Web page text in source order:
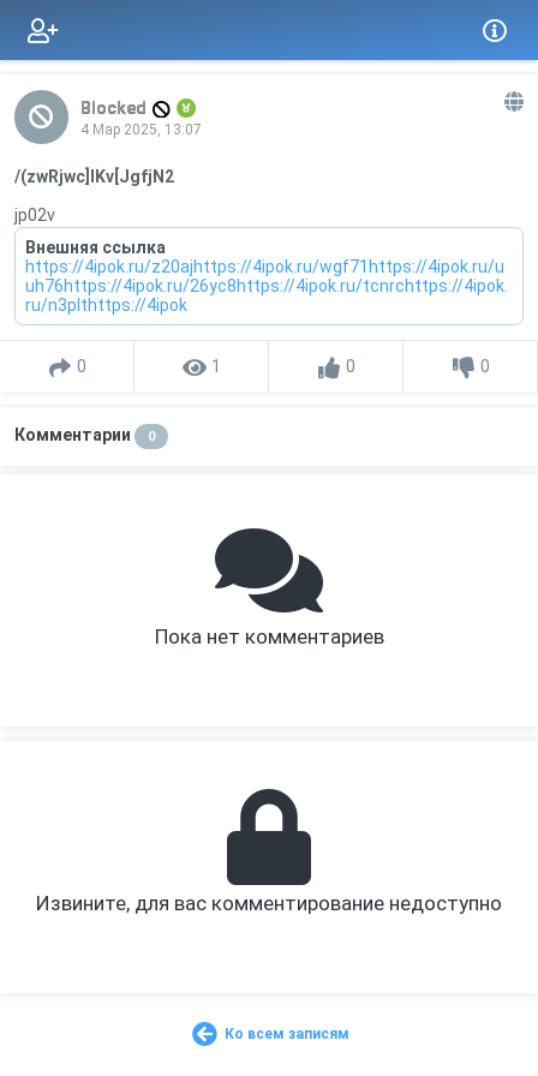
Blocked
4 Мар 2025, 13:07
/(zwRjwc]lKv[JgfjN2
jp02v
Внешняя ссылка
https://4ipok.ru/z20ajhttps://4ipok.ru/wgf71https://4ipok.ru/u
uh76https://4ipok.ru/26yc8https://4ipok.ru/tcnrchttps://4ipok.
ru/n3plthttps://4ipok
0 1 0 0
Комментарии 0
Пока нет комментариев
Извините, для вас комментирование недоступно
Ко всем записям